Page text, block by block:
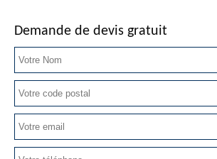
Demande de devis gratuit